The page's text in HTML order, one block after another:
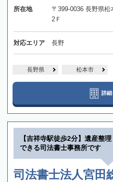
所在地
〒399-0036 長野県
2Ｆ
対応エリア 長野
長野県 松本市
詳細
【吉祥寺駅徒歩2分】遺産整
できる司法書士事務所です
司法書士法人宮田